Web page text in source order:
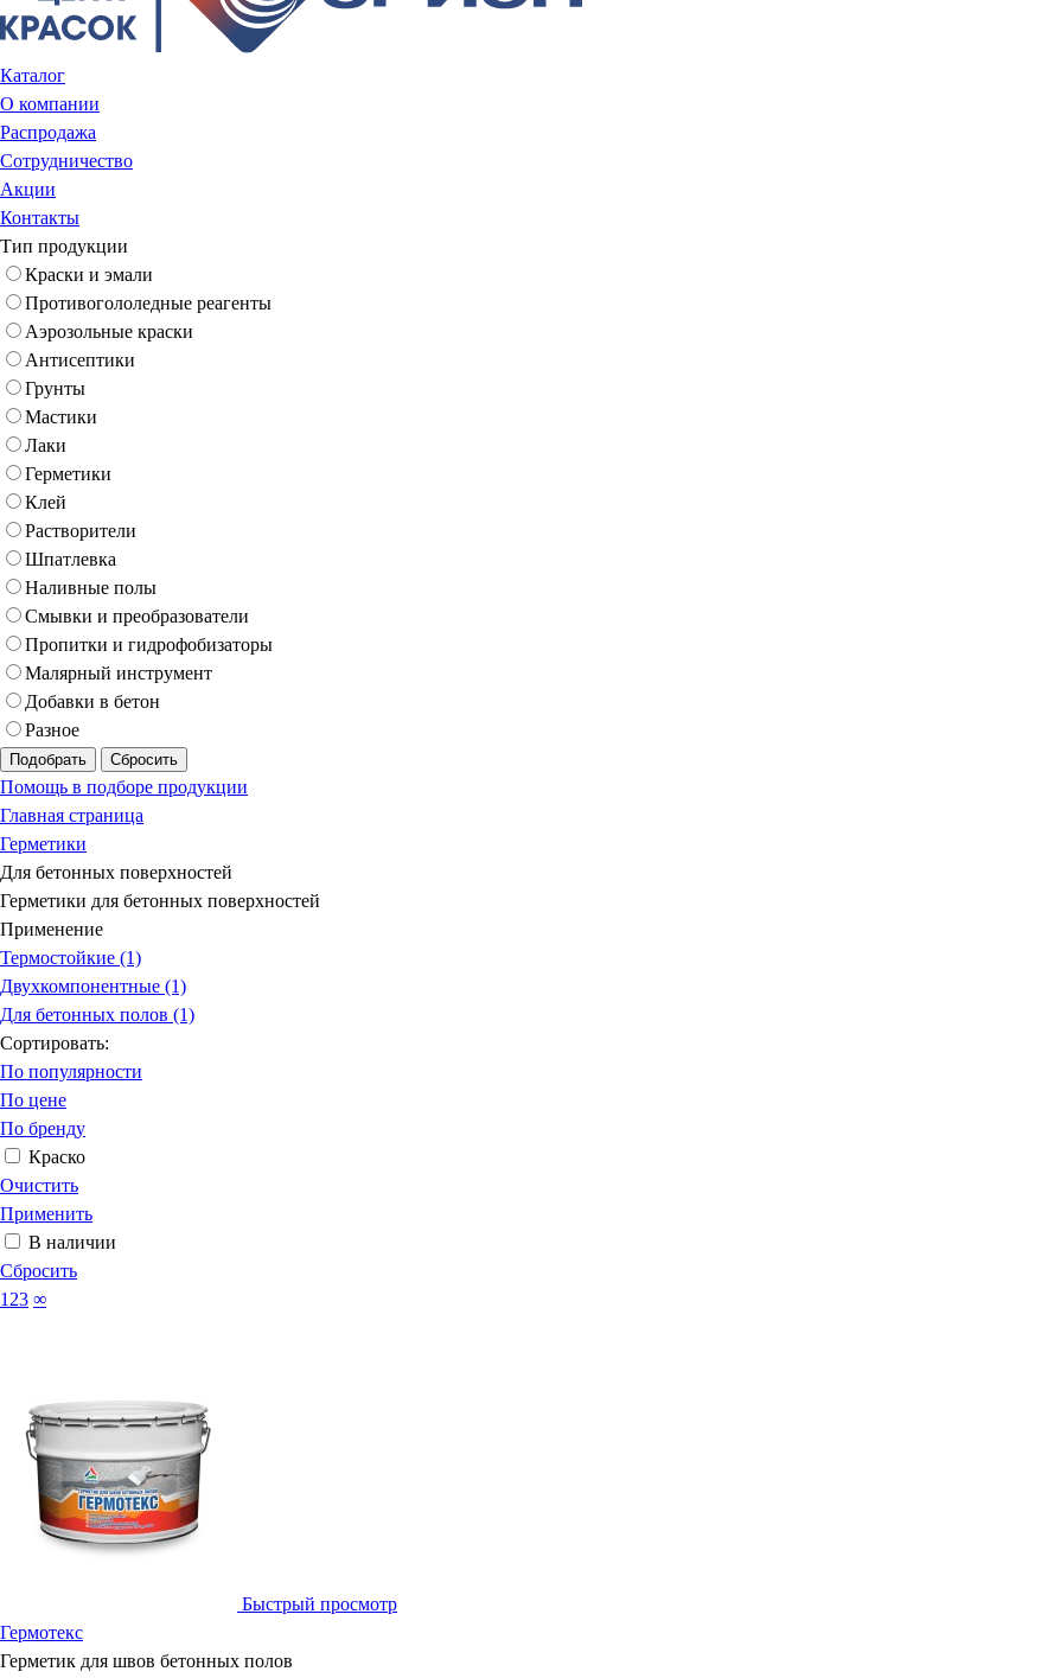
Каталог
О компании
Распродажа
Сотрудничество
Акции
Контакты
Тип продукции
Краски и эмали
Противогололедные реагенты
Аэрозольные краски
Антисептики
Грунты
Мастики
Лаки
Герметики
Клей
Растворители
Шпатлевка
Наливные полы
Смывки и преобразователи
Пропитки и гидрофобизаторы
Малярный инструмент
Добавки в бетон
Разное
Подобрать Сбросить
Помощь в подборе продукции
Главная страница
Герметики
Для бетонных поверхностей
Герметики для бетонных поверхностей
Применение
Термостойкие (1)
Двухкомпонентные (1)
Для бетонных полов (1)
Сортировать:
По популярности
По цене
По бренду
Краско
Очистить
Применить
В наличии
Сбросить
123 ∞
Быстрый просмотр
Гермотекc
Герметик для швов бетонных полов